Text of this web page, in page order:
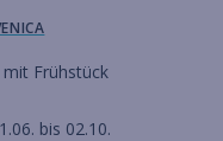
Frühstück
bis 02.10.